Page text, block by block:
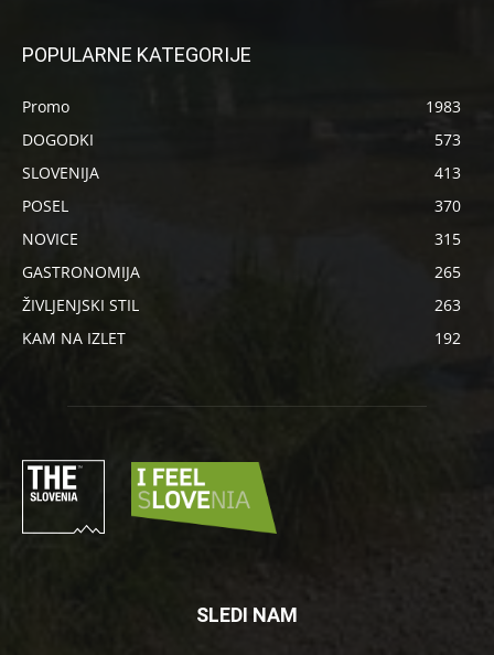
POPULARNE KATEGORIJE
Promo
1983
DOGODKI
573
SLOVENIJA
413
POSEL
370
NOVICE
315
GASTRONOMIJA
265
ŽIVLJENJSKI STIL
263
KAM NA IZLET
192
SLEDI NAM